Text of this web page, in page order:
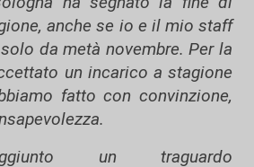
anche se io e il mio staff
da metà novembre. Per la
un incarico a stagione
fatto con convinzione,
un traguardo